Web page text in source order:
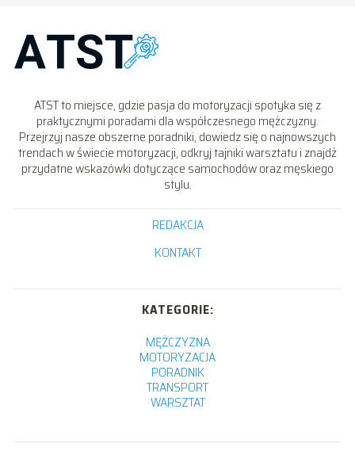
ATST to miejsce, gdzie pasja do motoryzacji spotyka się z
praktycznymi poradami dla współczesnego mężczyzny.
Przejrzyj nasze obszerne poradniki, dowiedz się o najnowszych
trendach w świecie motoryzacji, odkryj tajniki warsztatu i znajdź
przydatne wskazówki dotyczące samochodów oraz męskiego
stylu.
REDAKCJA
KONTAKT
KATEGORIE:
MĘŻCZYZNA
MOTORYZACJA
PORADNIK
TRANSPORT
WARSZTAT